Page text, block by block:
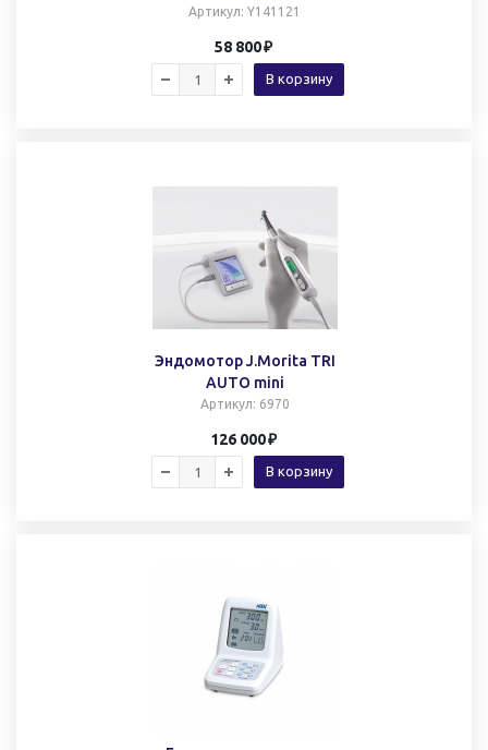
Артикул: Y141121
58 800
В корзину
Эндомотор J.Morita TRI
AUTO mini
Артикул: 6970
126 000
В корзину